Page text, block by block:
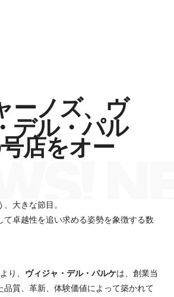
ーノズ、ヴ
デル・パル
店をオー
大きな節目。
て卓越性を追い求める姿勢を象徴する数
り、 ヴィジャ・デル・パルケは、創業当
品質、革新、体験価値によって築かれて